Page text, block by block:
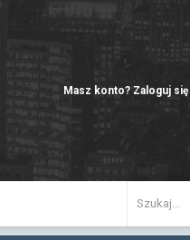
Masz konto? Zaloguj się